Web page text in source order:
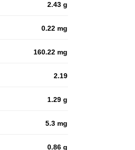
2.43 g
0.22 mg
160.22 mg
2.19
1.29 g
5.3 mg
0.86 g